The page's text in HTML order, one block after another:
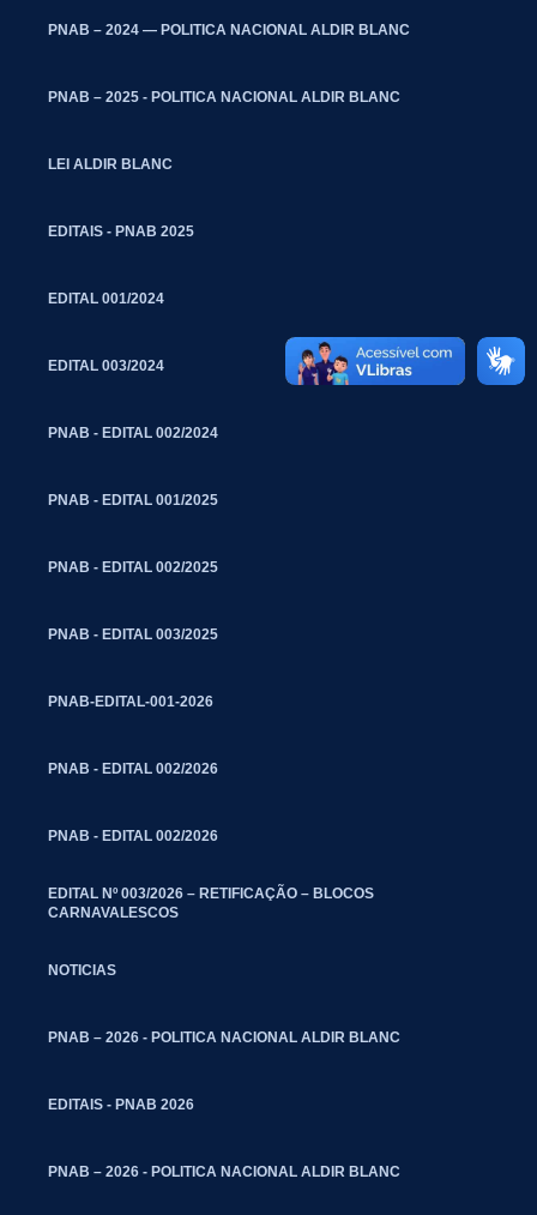
PNAB – 2024 — POLITICA NACIONAL ALDIR BLANC
PNAB – 2025 - POLITICA NACIONAL ALDIR BLANC
LEI ALDIR BLANC
EDITAIS - PNAB 2025
EDITAL 001/2024
EDITAL 003/2024
PNAB - EDITAL 002/2024
PNAB - EDITAL 001/2025
PNAB - EDITAL 002/2025
PNAB - EDITAL 003/2025
PNAB-EDITAL-001-2026
PNAB - EDITAL 002/2026
PNAB - EDITAL 002/2026
EDITAL Nº 003/2026 – RETIFICAÇÃO – BLOCOS
CARNAVALESCOS
NOTICIAS
PNAB – 2026 - POLITICA NACIONAL ALDIR BLANC
EDITAIS - PNAB 2026
PNAB – 2026 - POLITICA NACIONAL ALDIR BLANC